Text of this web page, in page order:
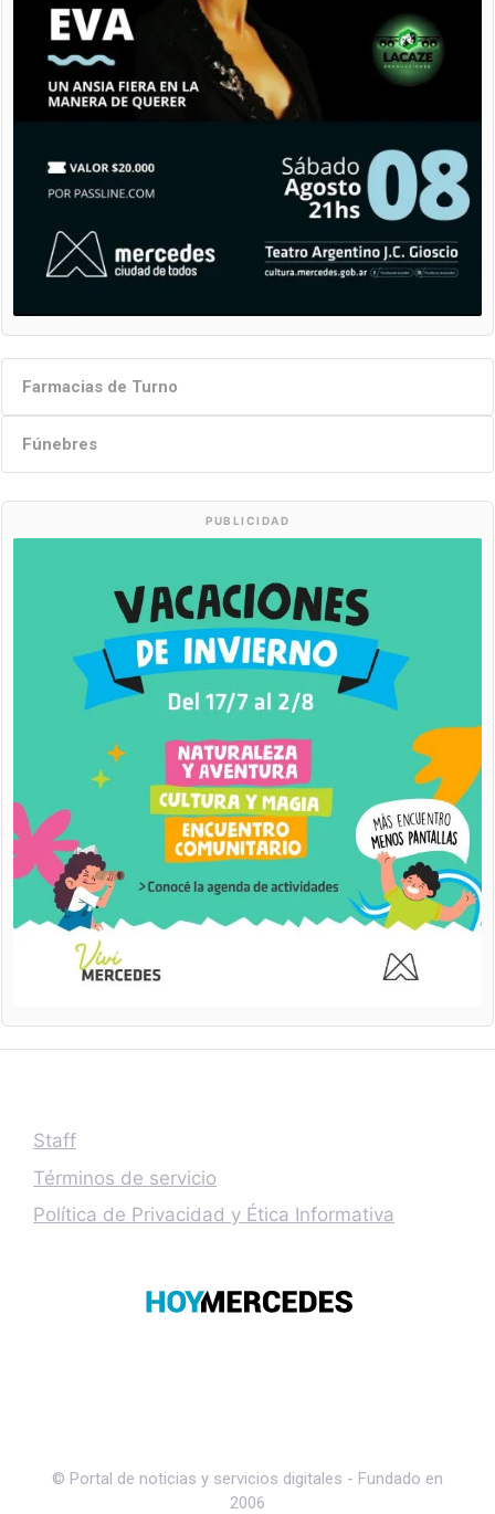
Farmacias de Turno
Fúnebres
PUBLICIDAD
Staff
Términos de servicio
Política de Privacidad y Ética Informativa
© Portal de noticias y servicios digitales - Fundado en
2006